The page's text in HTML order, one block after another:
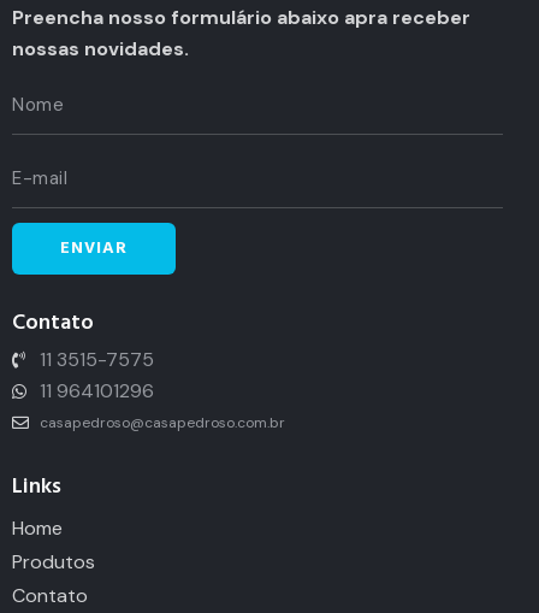
Preencha nosso formulário abaixo apra receber
nossas novidades.
Contato
11 3515-7575
11 964101296
casapedroso@casapedroso.com.br
Links
Home
Produtos
Contato